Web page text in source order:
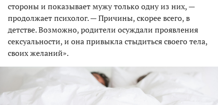
стороны и показывает мужу только одну из них, —
продолжает психолог. — Причины, скорее всего, в
детстве. Возможно, родители осуждали проявления
сексуальности, и она привыкла стыдиться своего тела,
своих желаний».